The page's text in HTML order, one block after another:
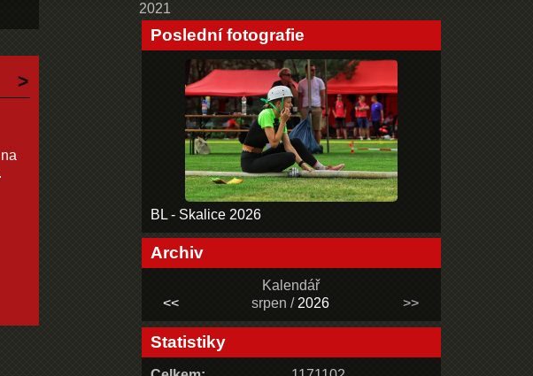
2021
Poslední fotografie
BL - Skalice 2026
Archiv
Kalendář
<<
srpen / 2026 >>
Statistiky